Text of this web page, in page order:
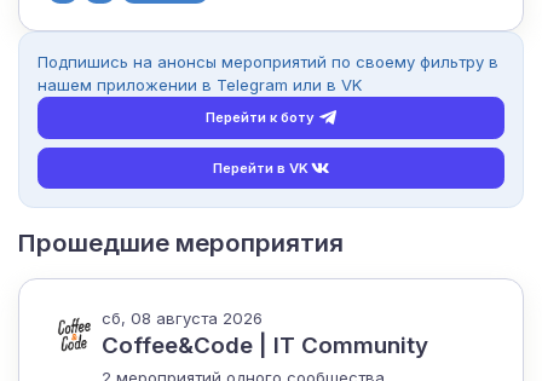
Подпишись на анонсы мероприятий по своему фильтру в
нашем приложении в Telegram или в VK
Перейти к боту
Перейти в VK
Прошедшие мероприятия
сб, 08 августа 2026
Coffee&Code | IT Community
2 мероприятий одного сообщества